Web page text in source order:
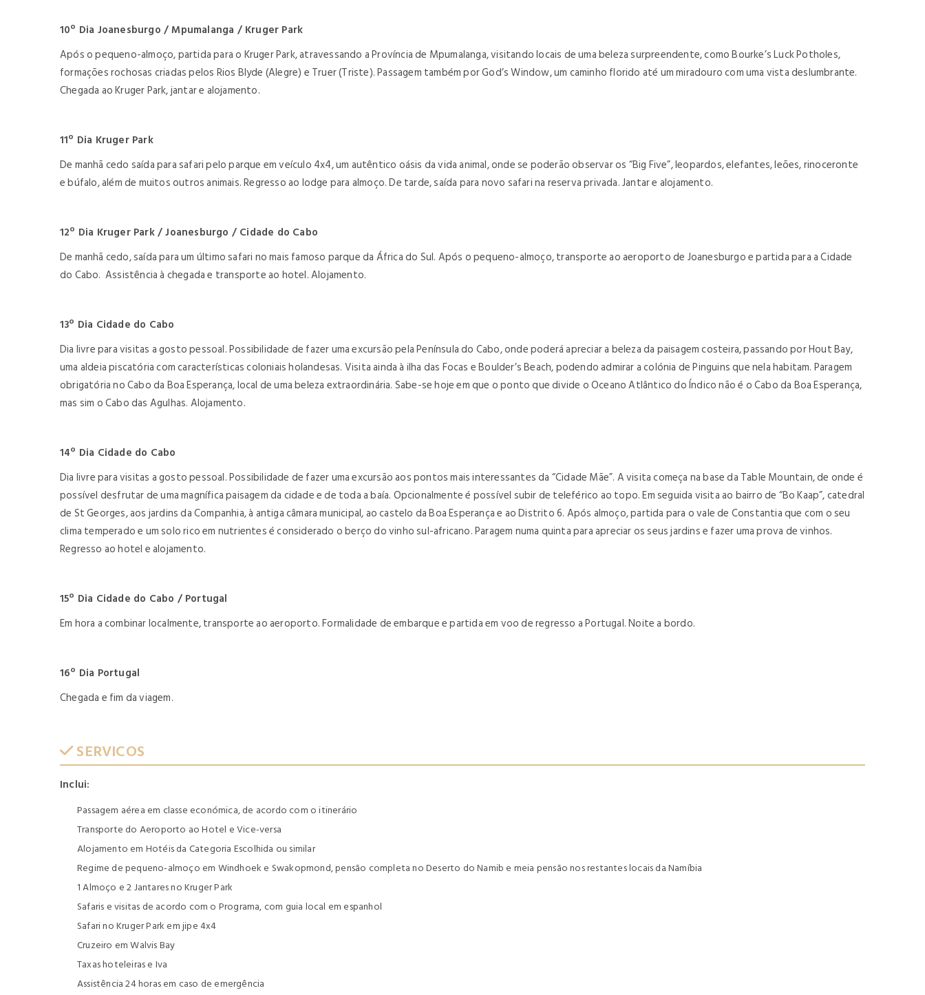
10º Dia Joanesburgo / Mpumalanga / Kruger Park
Após o pequeno-almoço, partida para o Kruger Park, atravessando a Província de Mpumalanga, visitando locais de uma beleza surpreendente, como Bourke’s Luck Potholes,
formações rochosas criadas pelos Rios Blyde (Alegre) e Truer (Triste). Passagem também por God’s Window, um caminho florido até um miradouro com uma vista deslumbrante.
Chegada ao Kruger Park, jantar e alojamento.
11º Dia Kruger Park
De manhã cedo saída para safari pelo parque em veículo 4x4, um autêntico oásis da vida animal, onde se poderão observar os “Big Five”, leopardos, elefantes, leões, rinoceronte
e búfalo, além de muitos outros animais. Regresso ao lodge para almoço. De tarde, saída para novo safari na reserva privada. Jantar e alojamento.
12º Dia Kruger Park / Joanesburgo / Cidade do Cabo
De manhã cedo, saída para um último safari no mais famoso parque da África do Sul. Após o pequeno-almoço, transporte ao aeroporto de Joanesburgo e partida para a Cidade
do Cabo. Assistência à chegada e transporte ao hotel. Alojamento.
13º Dia Cidade do Cabo
Dia livre para visitas a gosto pessoal. Possibilidade de fazer uma excursão pela Península do Cabo, onde poderá apreciar a beleza da paisagem costeira, passando por Hout Bay,
uma aldeia piscatória com características coloniais holandesas. Visita ainda à ilha das Focas e Boulder’s Beach, podendo admirar a colónia de Pinguins que nela habitam. Paragem
obrigatória no Cabo da Boa Esperança, local de uma beleza extraordinária. Sabe-se hoje em que o ponto que divide o Oceano Atlântico do Índico não é o Cabo da Boa Esperança,
mas sim o Cabo das Agulhas. Alojamento.
14º Dia Cidade do Cabo
Dia livre para visitas a gosto pessoal. Possibilidade de fazer uma excursão aos pontos mais interessantes da “Cidade Mãe”. A visita começa na base da Table Mountain, de onde é
possível desfrutar de uma magnífica paisagem da cidade e de toda a baía. Opcionalmente é possível subir de teleférico ao topo. Em seguida visita ao bairro de “Bo Kaap”, catedral
de St Georges, aos jardins da Companhia, à antiga câmara municipal, ao castelo da Boa Esperança e ao Distrito 6. Após almoço, partida para o vale de Constantia que com o seu
clima temperado e um solo rico em nutrientes é considerado o berço do vinho sul-africano. Paragem numa quinta para apreciar os seus jardins e fazer uma prova de vinhos.
Regresso ao hotel e alojamento.
15º Dia Cidade do Cabo / Portugal
Em hora a combinar localmente, transporte ao aeroporto. Formalidade de embarque e partida em voo de regresso a Portugal. Noite a bordo.
16º Dia Portugal
Chegada e fim da viagem.
SERVICOS
Inclui:
Passagem aérea em classe económica, de acordo com o itinerário
Transporte do Aeroporto ao Hotel e Vice-versa
Alojamento em Hotéis da Categoria Escolhida ou similar
Regime de pequeno-almoço em Windhoek e Swakopmond, pensão completa no Deserto do Namib e meia pensão nos restantes locais da Namíbia
1 Almoço e 2 Jantares no Kruger Park
Safaris e visitas de acordo com o Programa, com guia local em espanhol
Safari no Kruger Park em jipe 4x4
Cruzeiro em Walvis Bay
Taxas hoteleiras e Iva
Assistência 24 horas em caso de emergência